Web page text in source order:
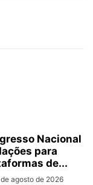
Nacional
para
de...
agosto de 2026